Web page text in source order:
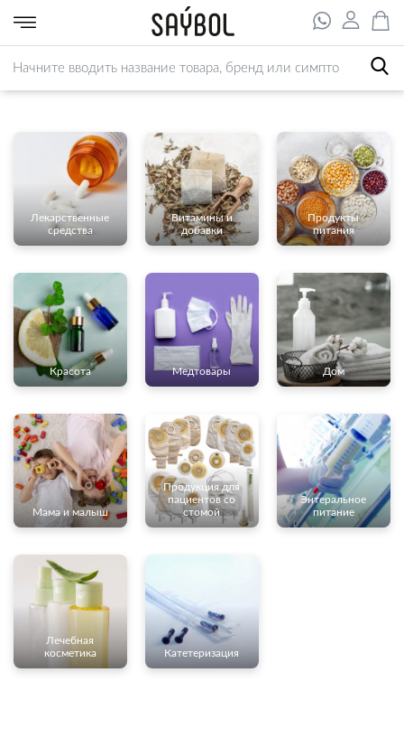
Лекарственные
средства
Витамины и
добавки
Продукты
питания
Красота Медтовары Дом
Мама и малыш
Продукция для
пациентов со
стомой
Энтеральное
питание
Лечебная
косметика
Катетеризация